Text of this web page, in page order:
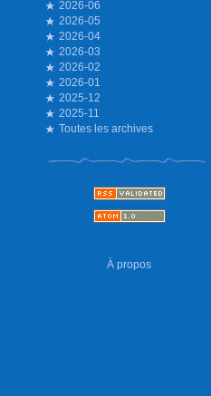
2026-06
2026-05
2026-04
2026-03
2026-02
2026-01
2025-12
2025-11
Toutes les archives
À propos